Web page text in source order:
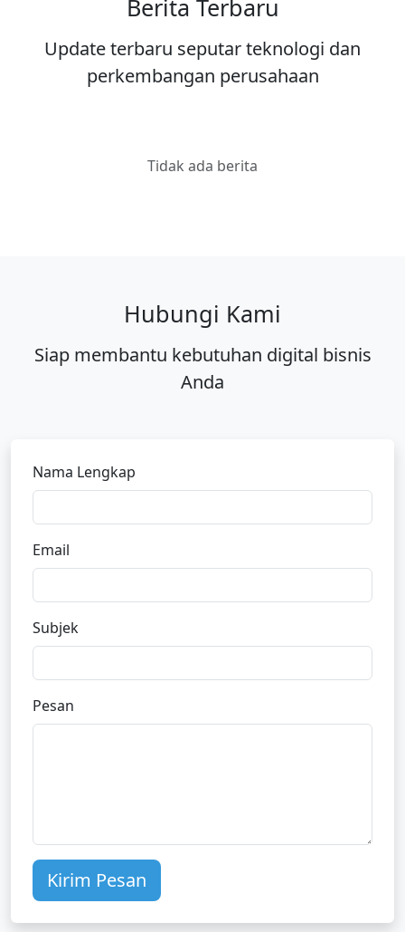
Berita Terbaru
Update terbaru seputar teknologi dan
perkembangan perusahaan
Tidak ada berita
Hubungi Kami
Siap membantu kebutuhan digital bisnis
Anda
Nama Lengkap
Email
Subjek
Pesan
Kirim Pesan